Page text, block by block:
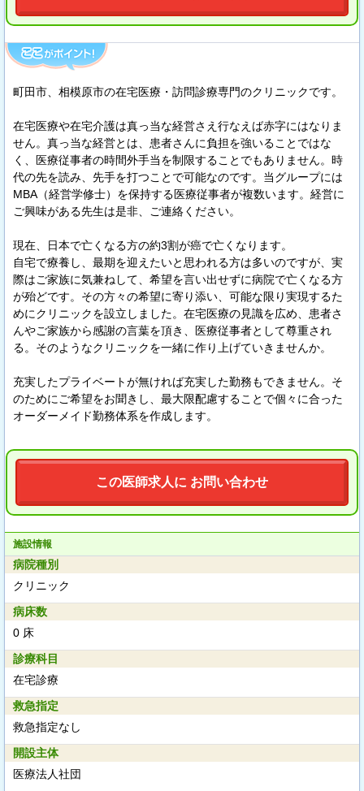
町田市、相模原市の在宅医療・訪問診療専門のクリニックです。
在宅医療や在宅介護は真っ当な経営さえ行なえば赤字にはなりま
せん。真っ当な経営とは、患者さんに負担を強いることではな
く、医療従事者の時間外手当を制限することでもありません。時
代の先を読み、先手を打つことで可能なのです。当グループには
MBA（経営学修士）を保持する医療従事者が複数います。経営に
ご興味がある先生は是非、ご連絡ください。
現在、日本で亡くなる方の約3割が癌で亡くなります。
自宅で療養し、最期を迎えたいと思われる方は多いのですが、実
際はご家族に気兼ねして、希望を言い出せずに病院で亡くなる方
が殆どです。その方々の希望に寄り添い、可能な限り実現するた
めにクリニックを設立しました。在宅医療の見識を広め、患者さ
んやご家族から感謝の言葉を頂き、医療従事者として尊重され
る。そのようなクリニックを一緒に作り上げていきませんか。
充実したプライベートが無ければ充実した勤務もできません。そ
のためにご希望をお聞きし、最大限配慮することで個々に合った
オーダーメイド勤務体系を作成します。
この医師求人に お問い合わせ
施設情報
病院種別
クリニック
病床数
0 床
診療科目
在宅診療
救急指定
救急指定なし
開設主体
医療法人社団